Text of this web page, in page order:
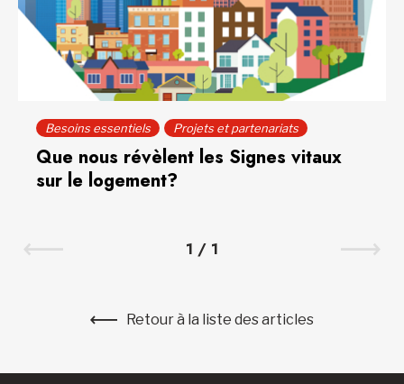
Besoins essentiels Projets et partenariats
Que nous révèlent les Signes vitaux
sur le logement?
1 / 1
Retour à la liste des articles